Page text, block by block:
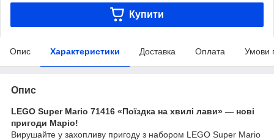
Купити
Опис Характеристики Доставка Оплата Умови
Опис
LEGO Super Mario 71416 «Поїздка на хвилі лави» — нові
пригоди Маріо!
Вирушайте у захопливу пригоду з набором LEGO Super Mario